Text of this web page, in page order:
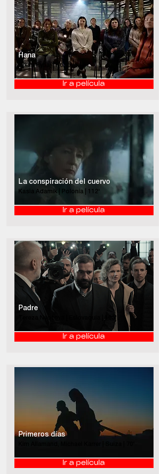
Hana
Ujkan Hysaj | Kosovo | 87'
Ir a película
La conspiración del cuervo
Kasia Adamik | Polonia | 112'
Ir a película
Padre
Tereza Nvotová | Eslovaquia | 103'
Ir a película
Primeros días
Ir a película